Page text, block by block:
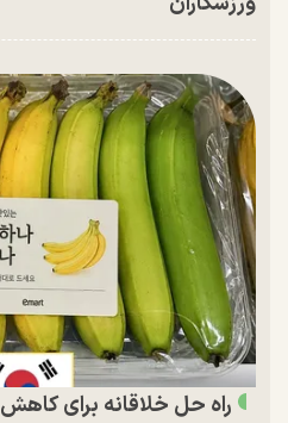
راه حل خلاقانه برای